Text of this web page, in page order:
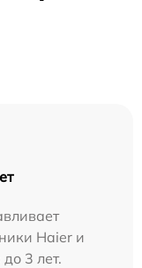
Haier и
3 лет.